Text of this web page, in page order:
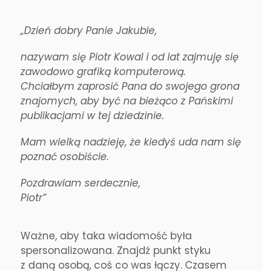
„Dzień dobry Panie Jakubie,
nazywam się Piotr Kowal i od lat zajmuję się
zawodowo grafiką komputerową.
Chciałbym zaprosić Pana do swojego grona
znajomych, aby być na bieżąco z Pańskimi
publikacjami w tej dziedzinie.
Mam wielką nadzieję, że kiedyś uda nam się
poznać osobiście.
Pozdrawiam serdecznie,
Piotr”
Ważne, aby taka wiadomość była
spersonalizowana. Znajdź punkt styku
z daną osobą, coś co was łączy. Czasem